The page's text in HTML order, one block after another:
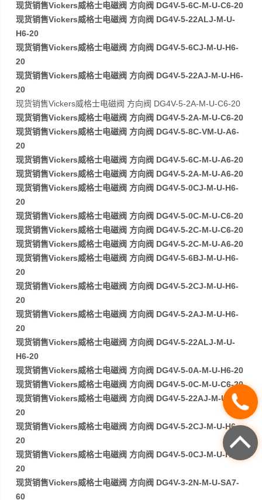
现货销售Vickers威格士电磁阀 方向阀 DG4V-5-6C-M-U-C6-20
现货销售Vickers威格士电磁阀 方向阀 DG4V-5-22ALJ-M-U-
H6-20
现货销售Vickers威格士电磁阀 方向阀 DG4V-5-6CJ-M-U-H6-
20
现货销售Vickers威格士电磁阀 方向阀 DG4V-5-22AJ-M-U-H6-
20
现货销售Vickers威格士电磁阀 方向阀 DG4V-5-2A-M-U-C6-20
现货销售Vickers威格士电磁阀 方向阀 DG4V-5-2A-M-U-C6-20
现货销售Vickers威格士电磁阀 方向阀 DG4V-5-8C-VM-U-A6-
20
现货销售Vickers威格士电磁阀 方向阀 DG4V-5-6C-M-U-A6-20
现货销售Vickers威格士电磁阀 方向阀 DG4V-5-2A-M-U-A6-20
现货销售Vickers威格士电磁阀 方向阀 DG4V-5-0CJ-M-U-H6-
20
现货销售Vickers威格士电磁阀 方向阀 DG4V-5-0C-M-U-C6-20
现货销售Vickers威格士电磁阀 方向阀 DG4V-5-2C-M-U-C6-20
现货销售Vickers威格士电磁阀 方向阀 DG4V-5-2C-M-U-A6-20
现货销售Vickers威格士电磁阀 方向阀 DG4V-5-6BJ-M-U-H6-
20
现货销售Vickers威格士电磁阀 方向阀 DG4V-5-2CJ-M-U-H6-
20
现货销售Vickers威格士电磁阀 方向阀 DG4V-5-2AJ-M-U-H6-
20
现货销售Vickers威格士电磁阀 方向阀 DG4V-5-22ALJ-M-U-
H6-20
现货销售Vickers威格士电磁阀 方向阀 DG4V-5-0A-M-U-H6-20
现货销售Vickers威格士电磁阀 方向阀 DG4V-5-0C-M-U-C6-20
现货销售Vickers威格士电磁阀 方向阀 DG4V-5-22AJ-M-U-H6-
20
现货销售Vickers威格士电磁阀 方向阀 DG4V-5-2CJ-M-U-H6-
20
现货销售Vickers威格士电磁阀 方向阀 DG4V-5-0CJ-M-U-H6-
20
现货销售Vickers威格士电磁阀 方向阀 DG4V-3-2N-M-U-SA7-
60